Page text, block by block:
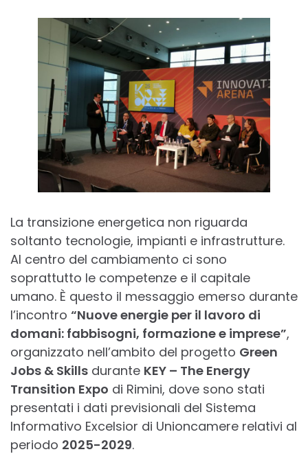
La transizione energetica non riguarda
soltanto tecnologie, impianti e infrastrutture.
Al centro del cambiamento ci sono
soprattutto le competenze e il capitale
umano. È questo il messaggio emerso durante
l’incontro “Nuove energie per il lavoro di
domani: fabbisogni, formazione e imprese”,
organizzato nell’ambito del progetto Green
Jobs & Skills durante KEY – The Energy
Transition Expo di Rimini, dove sono stati
presentati i dati previsionali del Sistema
Informativo Excelsior di Unioncamere relativi al
periodo 2025-2029.